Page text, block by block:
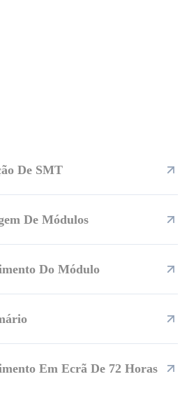
De SMT
De Módulos
Do Módulo
Em Ecrã De 72 Horas